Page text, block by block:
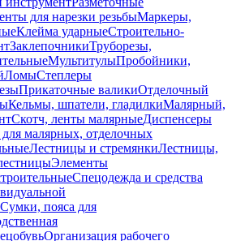
для нарезки резьбыМаркеры,
Клейма ударныеСтроительно-
ЗаклепочникиТруборезы,
МультитулыПробойники,
ЛомыСтеплеры
Прикаточные валикиОтделочный
Кельмы, шпатели, гладилкиМалярный,
Скотч, ленты малярныеДиспенсеры
малярных, отделочных
Лестницы и стремянкиЛестницы,
Элементы
Спецодежда и средства
Сумки, пояса для
Организация рабочего